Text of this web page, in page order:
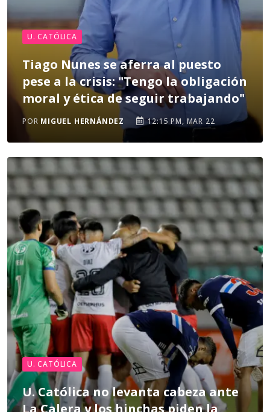
U. CATÓLICA
Tiago Nunes se aferra al puesto
pese a la crisis: "Tengo la obligación
moral y ética de seguir trabajando"
POR MIGUEL HERNÁNDEZ 12:15 PM, MAR 22
U. CATÓLICA
U. Católica no levanta cabeza ante
La Calera y los hinchas piden la